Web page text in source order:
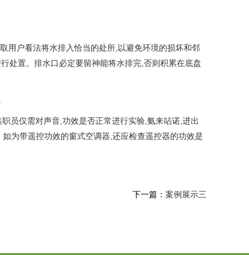
用户看法将水排入恰当的处所,以避免环境的损坏和邻
处置。排水口必定要留神能将水排完,否则积累在底盘
员仅需对声音,功效是否正常进行实验,氨来呫诺,进出
为带遥控功效的窗式空调器,还应检查遥控器的功效是
下一篇： 案例展示三